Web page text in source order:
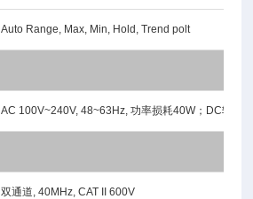
Auto Range, Max, Min, Hold, Trend polt
AC 100V~240V, 48~63Hz, 功率损耗40W；DC输出:
双通道, 40MHz, CAT II 600V